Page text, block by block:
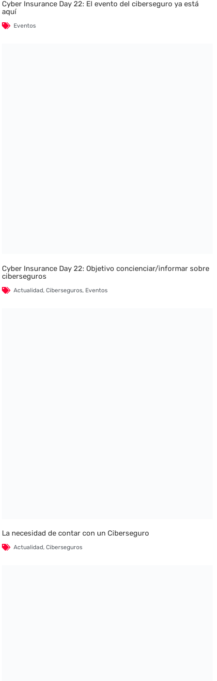
Cyber Insurance Day 22: El evento del ciberseguro ya está
aquí
Eventos
Cyber Insurance Day 22: Objetivo concienciar/informar sobre
ciberseguros
Actualidad,Ciberseguros, Eventos
La necesidad de contar con un Ciberseguro
Actualidad,Ciberseguros